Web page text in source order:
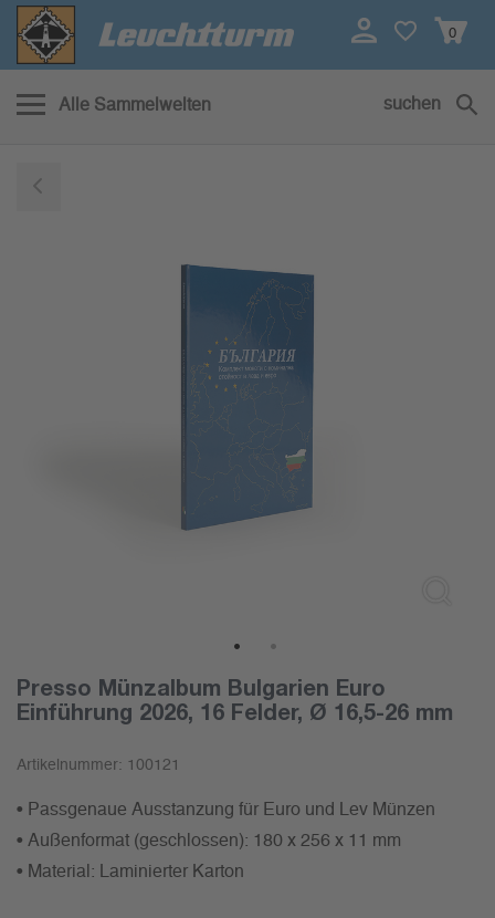
0
Alle Sammelwelten suchen
Presso Münzalbum Bulgarien Euro
Einführung 2026, 16 Felder, Ø 16,5-26 mm
Artikelnummer: 100121
• Passgenaue Ausstanzung für Euro und Lev Münzen
• Außenformat (geschlossen): 180 x 256 x 11 mm
• Material: Laminierter Karton